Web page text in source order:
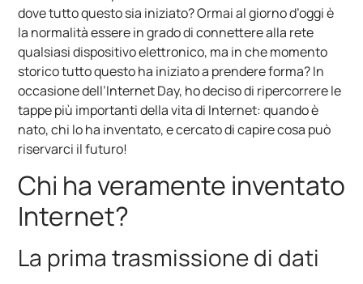
dove tutto questo sia iniziato? Ormai al giorno d’oggi è
la normalità essere in grado di connettere alla rete
qualsiasi dispositivo elettronico, ma in che momento
storico tutto questo ha iniziato a prendere forma? In
occasione dell’Internet Day, ho deciso di ripercorrere le
tappe più importanti della vita di Internet: quando è
nato, chi lo ha inventato, e cercato di capire cosa può
riservarci il futuro!
Chi ha veramente inventato
Internet?
La prima trasmissione di dati